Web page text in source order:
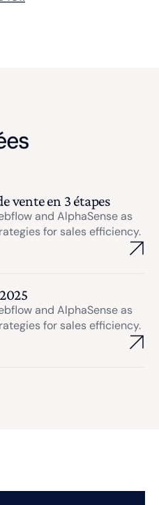
vente en 3 étapes
and AlphaSense as
for sales efficiency.
and AlphaSense as
for sales efficiency.